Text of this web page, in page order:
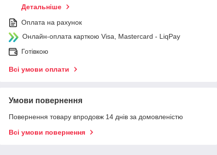
Детальніше
Оплата на рахунок
Онлайн-оплата карткою Visa, Mastercard - LiqPay
Готівкою
Всі умови оплати
Умови повернення
Повернення товару впродовж 14 днів за домовленістю
Всі умови повернення